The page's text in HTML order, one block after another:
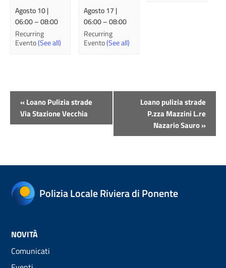
Agosto 10 |
06:00–08:00
Recurring
Evento(See all)
Agosto 17 |
06:00–08:00
Recurring
Evento(See all)
Evento
Navigazione
«Loano Pulizia strade
Via Stazione Vecchia
Loano pulizia strade
P.zza Mazzini L.re
Nazario Sauro»
Polizia Locale Riviera di Ponente
NOVITÀ
Comunicati